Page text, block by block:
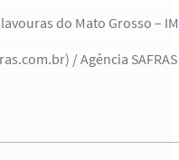
do Mato Grosso –
/ Agência SAFRAS